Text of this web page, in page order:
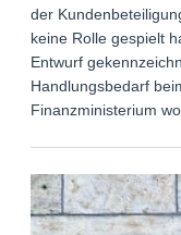
der
keine Rolle gespielt
Entwurf
Handlungsbedarf
Finanzministerium